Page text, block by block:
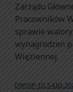
Zarządu
Pracowników
sprawie
wynagrodzeń
Więziennej.
DWOiP-